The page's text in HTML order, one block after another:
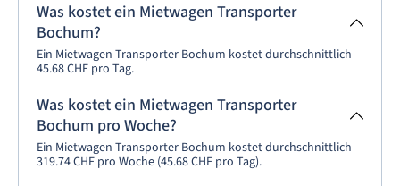
Was kostet ein Mietwagen Transporter
Bochum?
Ein Mietwagen Transporter Bochum kostet durchschnittlich
45.68 CHF pro Tag.
Was kostet ein Mietwagen Transporter
Bochum pro Woche?
Ein Mietwagen Transporter Bochum kostet durchschnittlich
319.74 CHF pro Woche (45.68 CHF pro Tag).